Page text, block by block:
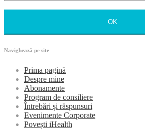
OK
Navighează pe site
Prima pagină
Despre mine
Abonamente
Program de consiliere
Întrebări și răspunsuri
Evenimente Corporate
Povești iHealth